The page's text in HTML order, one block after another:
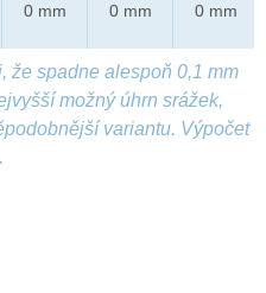
0 mm 0 mm 0 mm
že spadne alespoň 0,1 mm
možný úhrn srážek,
variantu. Výpočet